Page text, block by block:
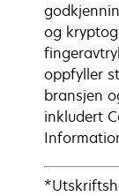
og
oppfyller
bransjen
inkludert